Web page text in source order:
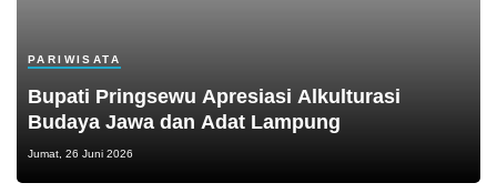
PARIWISATA
Bupati Pringsewu Apresiasi Alkulturasi
Budaya Jawa dan Adat Lampung
Jumat, 26 Juni 2026